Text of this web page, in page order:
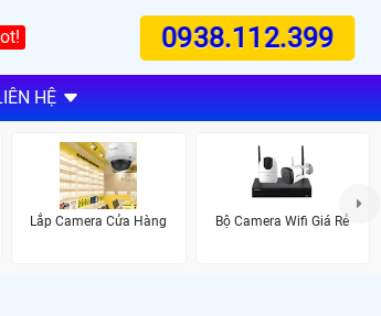
0938.112.399
HỆ
Lắp Camera Cửa Hàng Bộ Camera Wifi Giá Rẻ